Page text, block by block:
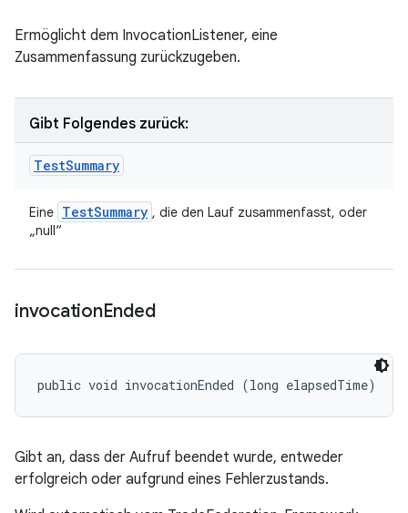
Ermöglicht dem InvocationListener, eine
Zusammenfassung zurückzugeben.
Gibt Folgendes zurück:
TestSummary
Eine TestSummary , die den Lauf zusammenfasst, oder
„null“
invocationEnded
public void invocationEnded (long elapsedTime)
Gibt an, dass der Aufruf beendet wurde, entweder
erfolgreich oder aufgrund eines Fehlerzustands.